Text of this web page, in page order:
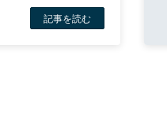
記事を読む